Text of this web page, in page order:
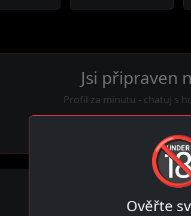
Jsi připraven
Profil za minutu - chatuj s
12
Ověřte